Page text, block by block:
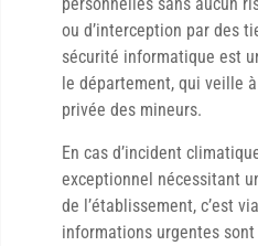
ou d’interception par des
sécurité informatique est
le département, qui veille
privée des mineurs.
En cas d’incident
exceptionnel nécessitant
de l’établissement, c’est
informations urgentes